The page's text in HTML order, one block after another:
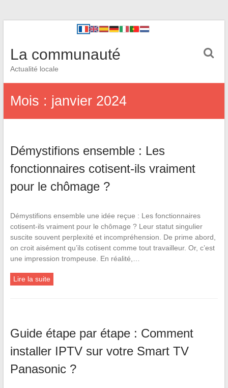
La communauté
Actualité locale
Mois : janvier 2024
Démystifions ensemble : Les
fonctionnaires cotisent-ils vraiment
pour le chômage ?
Démystifions ensemble une idée reçue : Les fonctionnaires
cotisent-ils vraiment pour le chômage ? Leur statut singulier
suscite souvent perplexité et incompréhension. De prime abord,
on croit aisément qu’ils cotisent comme tout travailleur. Or, c’est
une impression trompeuse. En réalité,…
Lire la suite
Guide étape par étape : Comment
installer IPTV sur votre Smart TV
Panasonic ?